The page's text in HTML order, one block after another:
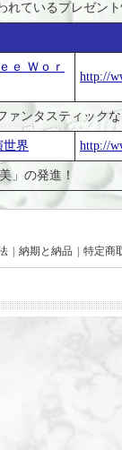
れているプレゼン
ｅ Ｗｏｒ
http://
ァンタスティック
世界 http://
」の発進！
納期と納品 特定商